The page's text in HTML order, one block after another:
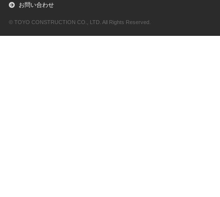
お問い合わせ
© TOYO CONSTRUCTION CO., LTD. All Rights Reserved.